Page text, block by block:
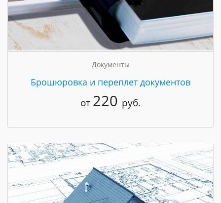
Документы
Брошюровка и переплет документов
от 220 руб.